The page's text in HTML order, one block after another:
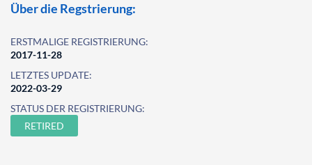
Über die Regstrierung:
ERSTMALIGE REGISTRIERUNG:
2017-11-28
LETZTES UPDATE:
2022-03-29
STATUS DER REGISTRIERUNG:
RETIRED